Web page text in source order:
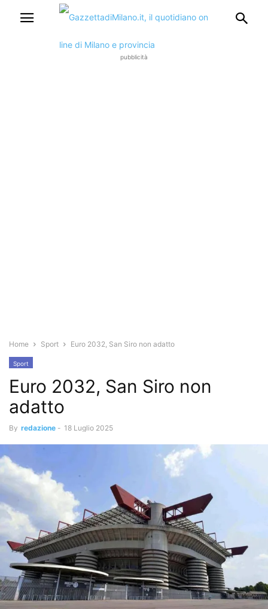
pubblicità
Home Sport Euro 2032, San Siro non adatto
Sport
Euro 2032, San Siro non
adatto
By redazione - 18 Luglio 2025